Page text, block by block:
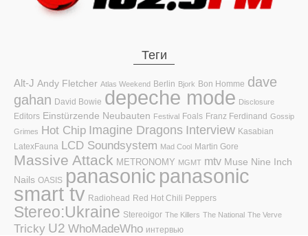
Теги
Alt-J Andy Fletcher Atlas Weekend Berlin Bjork Bon Homme dave
gahan David Bowie depeche mode Disclosure
Editors Einstürzende Neubauten Festival Foals Franz Ferdinand Gossip
Grimes Hot Chip Imagine Dragons Interview Kasabian
LatexFauna LCD Soundsystem Mad Cool Martin Gore
Massive Attack METRONOMY MGMT mtv Muse Nine Inch
Nails OASIS panasonic panasonic
smart tv Radiohead Red Hot Chili Peppers
Stereo:Ukraine Stereoigor The Killers The National The Verve
Tricky U2 WhoMadeWho интервью